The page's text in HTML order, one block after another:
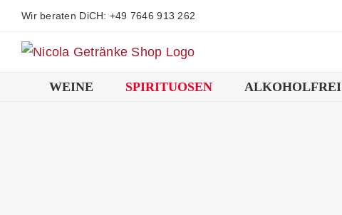
Zum
springen
Wir beraten DiCH: +49 7646 913 262
WEINE SPIRITUOSEN ALKOHOLFREI